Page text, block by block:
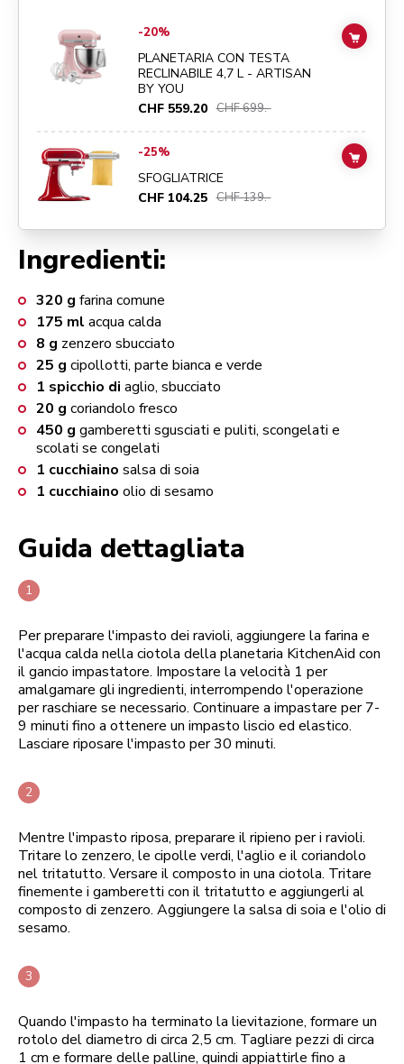
Ingredienti:
320 g farina comune
175 ml acqua calda
8 g zenzero sbucciato
25 g cipollotti, parte bianca e verde
1 spicchio di aglio, sbucciato
20 g coriandolo fresco
450 g gamberetti sgusciati e puliti, scongelati e
scolati se congelati
1 cucchiaino salsa di soia
1 cucchiaino olio di sesamo
Guida dettagliata
Per preparare l'impasto dei ravioli, aggiungere la farina e
l'acqua calda nella ciotola della planetaria KitchenAid con
il gancio impastatore. Impostare la velocità 1 per
amalgamare gli ingredienti, interrompendo l'operazione
per raschiare se necessario. Continuare a impastare per 7-
9 minuti fino a ottenere un impasto liscio ed elastico.
Lasciare riposare l'impasto per 30 minuti.
Mentre l'impasto riposa, preparare il ripieno per i ravioli.
Tritare lo zenzero, le cipolle verdi, l'aglio e il coriandolo
nel tritatutto. Versare il composto in una ciotola. Tritare
finemente i gamberetti con il tritatutto e aggiungerli al
composto di zenzero. Aggiungere la salsa di soia e l'olio di
sesamo.
Quando l'impasto ha terminato la lievitazione, formare un
rotolo del diametro di circa 2,5 cm. Tagliare pezzi di circa
1 cm e formare delle palline, quindi appiattirle fino a
Go toPLANETARIA CON TESTA RECLINABILE 4,7 L - ARTISAN BY
-20%
PLANETARIA CON TESTA
RECLINABILE 4,7 L - ARTISAN
BY YOU
CHF 559.20 CHF 699.-
ADD
Go toSFOGLIATRICEdetails page
-25%
SFOGLIATRICE
CHF 104.25 CHF 139.-
ADD